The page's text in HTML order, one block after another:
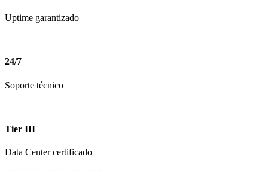
Uptime garantizado
24/7
Soporte técnico
Tier III
Data Center certificado